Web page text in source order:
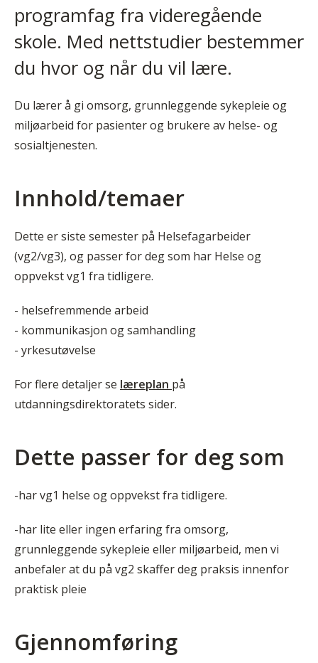
programfag fra videregående
skole. Med nettstudier bestemmer
du hvor og når du vil lære.
Du lærer å gi omsorg, grunnleggende sykepleie og
miljøarbeid for pasienter og brukere av helse- og
sosialtjenesten.
Innhold/temaer
Dette er siste semester på Helsefagarbeider
(vg2/vg3), og passer for deg som har Helse og
oppvekst vg1 fra tidligere.
- helsefremmende arbeid
- kommunikasjon og samhandling
- yrkesutøvelse
For flere detaljer se læreplan på
utdanningsdirektoratets sider.
Dette passer for deg som
-har vg1 helse og oppvekst fra tidligere.
-har lite eller ingen erfaring fra omsorg,
grunnleggende sykepleie eller miljøarbeid, men vi
anbefaler at du på vg2 skaffer deg praksis innenfor
praktisk pleie
Gjennomføring